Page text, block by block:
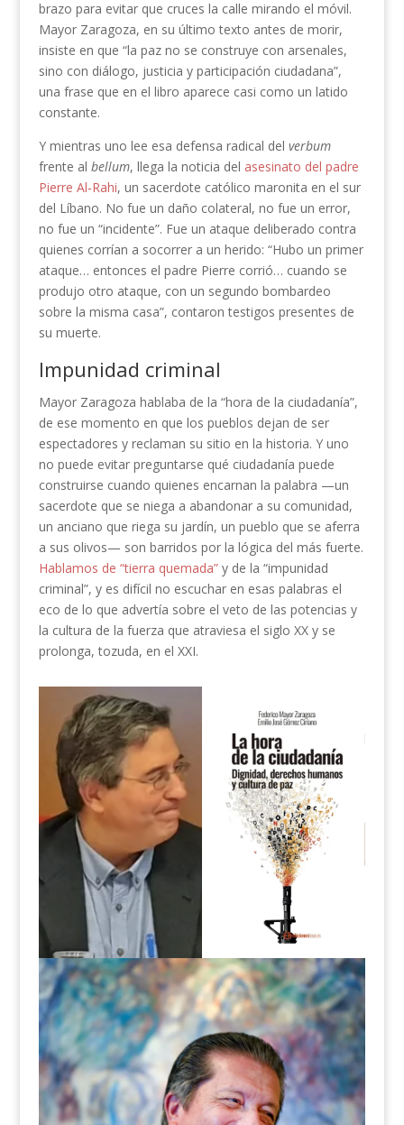
brazo para evitar que cruces la calle mirando el móvil.
Mayor Zaragoza, en su último texto antes de morir,
insiste en que “la paz no se construye con arsenales,
sino con diálogo, justicia y participación ciudadana”,
una frase que en el libro aparece casi como un latido
constante.
Y mientras uno lee esa defensa radical del verbum
frente al bellum, llega la noticia del asesinato del padre
Pierre Al‑Rahi, un sacerdote católico maronita en el sur
del Líbano. No fue un daño colateral, no fue un error,
no fue un “incidente”. Fue un ataque deliberado contra
quienes corrían a socorrer a un herido: “Hubo un primer
ataque… entonces el padre Pierre corrió… cuando se
produjo otro ataque, con un segundo bombardeo
sobre la misma casa”, contaron testigos presentes de
su muerte.
Impunidad criminal
Mayor Zaragoza hablaba de la “hora de la ciudadanía”,
de ese momento en que los pueblos dejan de ser
espectadores y reclaman su sitio en la historia. Y uno
no puede evitar preguntarse qué ciudadanía puede
construirse cuando quienes encarnan la palabra —un
sacerdote que se niega a abandonar a su comunidad,
un anciano que riega su jardín, un pueblo que se aferra
a sus olivos— son barridos por la lógica del más fuerte.
Hablamos de “tierra quemada”y de la “impunidad
criminal”, y es difícil no escuchar en esas palabras el
eco de lo que advertía sobre el veto de las potencias y
la cultura de la fuerza que atraviesa el siglo XX y se
prolonga, tozuda, en el XXI.